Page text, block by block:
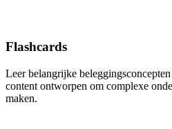
Flashcards
Leer belangrijke
content ontworpen om complexe
maken.